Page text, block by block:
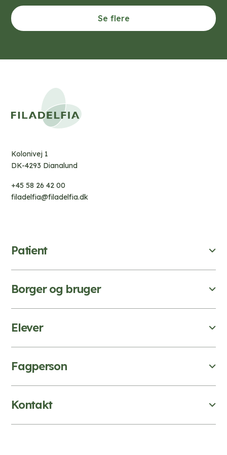
Se flere
Kolonivej 1
DK-4293 Dianalund
+45 58 26 42 00
filadelfia@filadelfia.dk
Patient
Borger og bruger
Elever
Fagperson
Kontakt